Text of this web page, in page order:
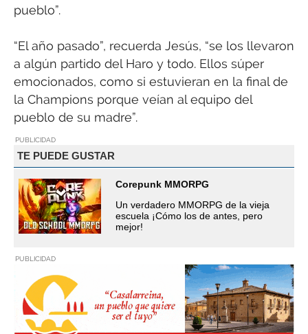
pueblo”.
“El año pasado”, recuerda Jesús, “se los llevaron
a algún partido del Haro y todo. Ellos súper
emocionados, como si estuvieran en la final de
la Champions porque veían al equipo del
pueblo de su madre”.
PUBLICIDAD
TE PUEDE GUSTAR
Corepunk MMORPG
Un verdadero MMORPG de la vieja
escuela ¡Cómo los de antes, pero
mejor!
PUBLICIDAD